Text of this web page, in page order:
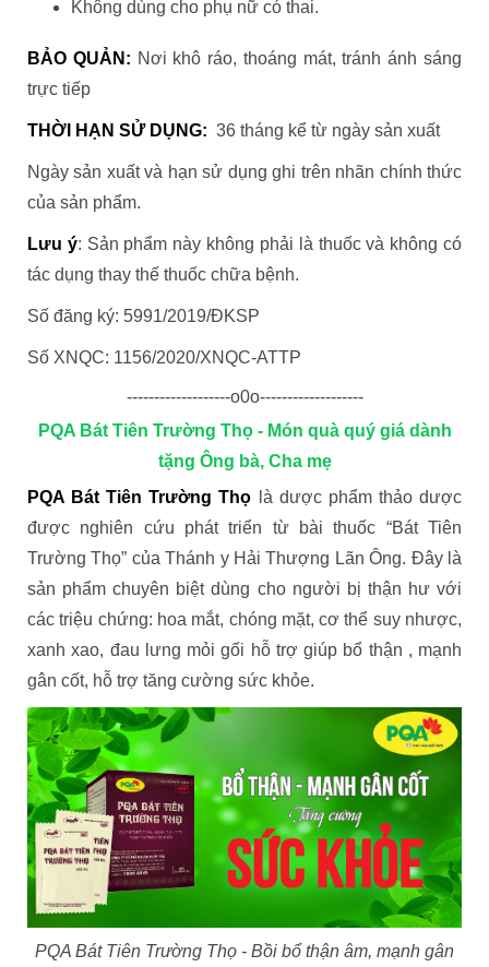
Không dùng cho phụ nữ có thai.
BẢO QUẢN: Nơi khô ráo, thoáng mát, tránh ánh sáng
trực tiếp
THỜI HẠN SỬ DỤNG: 36 tháng kể từ ngày sản xuất
Ngày sản xuất và hạn sử dụng ghi trên nhãn chính thức
của sản phẩm.
Lưu ý: Sản phẩm này không phải là thuốc và không có
tác dụng thay thế thuốc chữa bệnh.
Số đăng ký: 5991/2019/ĐKSP
Số XNQC: 1156/2020/XNQC-ATTP
-------------------o0o-------------------
PQA Bát Tiên Trường Thọ - Món quà quý giá dành
tặng Ông bà, Cha mẹ
PQA Bát Tiên Trường Thọ
là dược phẩm thảo dược
được nghiên cứu phát triển từ bài thuốc “Bát Tiên
Trường Thọ” của Thánh y Hải Thượng Lãn Ông. Đây là
sản phẩm chuyên biệt dùng cho người bị thận hư với
các triệu chứng: hoa mắt, chóng mặt, cơ thể suy nhược,
xanh xao, đau lưng mỏi gối hỗ trợ giúp bổ thận , mạnh
gân cốt, hỗ trợ tăng cường sức khỏe.
PQA Bát Tiên Trường Thọ - Bồi bổ thận âm, mạnh gân